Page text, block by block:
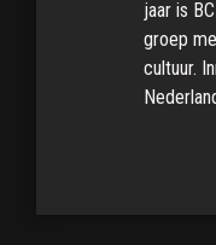
jaar is
groep
cultuur.